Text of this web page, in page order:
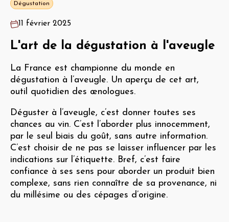
Dégustation
11 février 2025
L'art de la dégustation à l'aveugle
La France est championne du monde en
dégustation à l’aveugle. Un aperçu de cet art,
outil quotidien des œnologues.
Déguster à l’aveugle, c’est donner toutes ses
chances au vin. C’est l’aborder plus innocemment,
par le seul biais du goût, sans autre information.
C’est choisir de ne pas se laisser influencer par les
indications sur l’étiquette. Bref, c’est faire
confiance à ses sens pour aborder un produit bien
complexe, sans rien connaître de sa provenance, ni
du millésime ou des cépages d’origine.